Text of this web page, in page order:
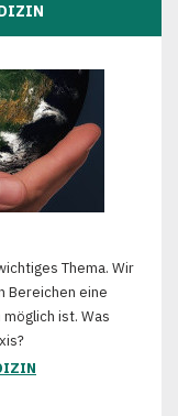
Thema. Wir
Bereichen eine
ist. Was